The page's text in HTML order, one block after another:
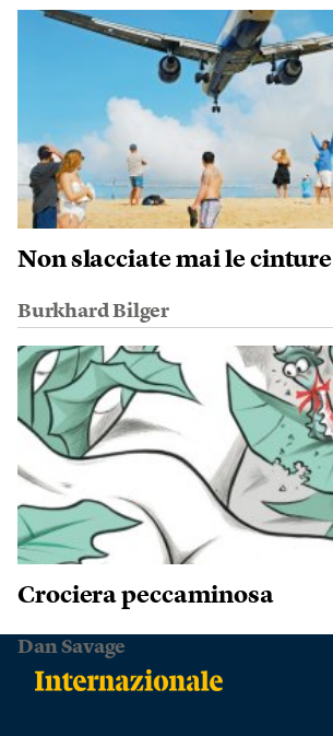
Non slacciate mai le cinture
Burkhard Bilger
Crociera peccaminosa
Dan Savage